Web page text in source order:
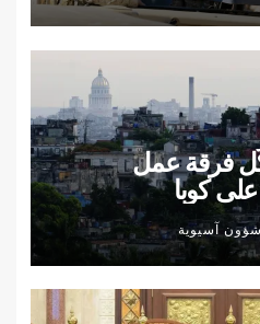
فرقة عمل
كوبا
آسيوية